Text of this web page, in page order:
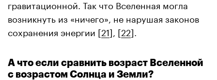
гравитационной. Так что Вселенная могла
возникнуть из «ничего», не нарушая законов
сохранения энергии [21], [22].
А что если сравнить возраст Вселенной
с возрастом Солнца и Земли?